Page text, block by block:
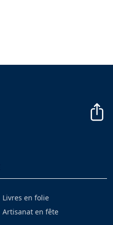
Livres en folie
Artisanat en fête